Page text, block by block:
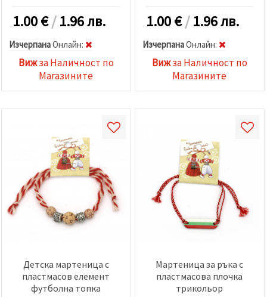
1.00€/1.96 лв.
ИзчерпанаOнлайн:
Вижза Наличност по
Магазините
1.00€/1.96 лв.
ИзчерпанаOнлайн:
Вижза Наличност по
Магазините
Детска мартеница с
пластмасов елемент
футболна топка
Мартеница за ръка с
пластмасова плочка
трикольор